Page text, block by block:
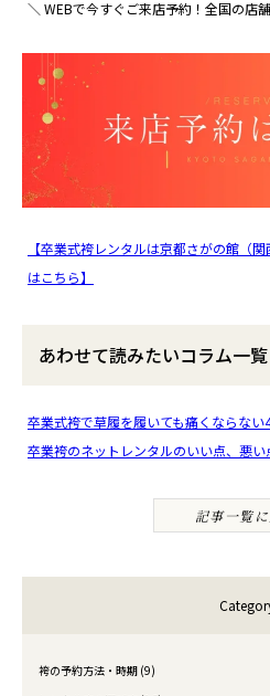
＼ WEBで今すぐご来店予約！全国の店
【卒業式袴レンタルは京都さがの館（
はこちら】
あわせて読みたいコラム一覧
卒業式袴で草履を履いても痛くならない
卒業袴のネットレンタルのいい点、悪い
袴の予約方法・時期 (9)
記事一覧